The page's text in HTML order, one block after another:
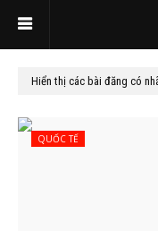
Hiển thị các bài đăng có
QUỐC TẾ